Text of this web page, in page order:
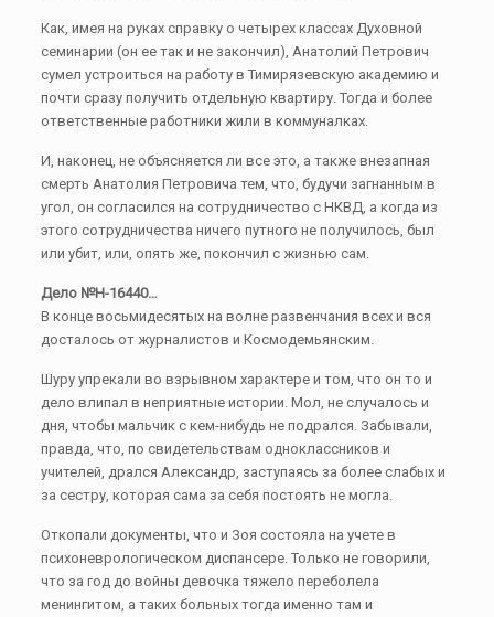
Как, имея на руках справку о четырех классах Духовной
семинарии (он ее так и не закончил), Анатолий Петрович
сумел устроиться на работу в Тимирязевскую академию и
почти сразу получить отдельную квартиру. Тогда и более
ответственные работники жили в коммуналках.
И, наконец, не объясняется ли все это, а также внезапная
смерть Анатолия Петровича тем, что, будучи загнанным в
угол, он согласился на сотрудничество с НКВД, а когда из
этого сотрудничества ничего путного не получилось, был
или убит, или, опять же, покончил с жизнью сам.
Дело №Н-16440…
В конце восьмидесятых на волне развенчания всех и вся
досталось от журналистов и Космодемьянским.
Шуру упрекали во взрывном характере и том, что он то и
дело влипал в неприятные истории. Мол, не случалось и
дня, чтобы мальчик с кем-нибудь не подрался. Забывали,
правда, что, по свидетельствам одноклассников и
учителей, дрался Александр, заступаясь за более слабых и
за сестру, которая сама за себя постоять не могла.
Откопали документы, что и Зоя состояла на учете в
психоневрологическом диспансере. Только не говорили,
что за год до войны девочка тяжело переболела
менингитом, а таких больных тогда именно там и